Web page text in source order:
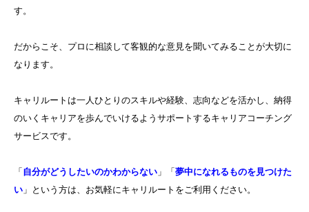
す。
だからこそ、プロに相談して客観的な意見を聞いてみることが大切に
なります。
キャリルートは一人ひとりのスキルや経験、志向などを活かし、納得
のいくキャリアを歩んでいけるようサポートするキャリアコーチング
サービスです。
「 自分がどうしたいのかわからない 」「 夢中になれるものを見つけた
い 」という方は、お気軽にキャリルートをご利用ください。